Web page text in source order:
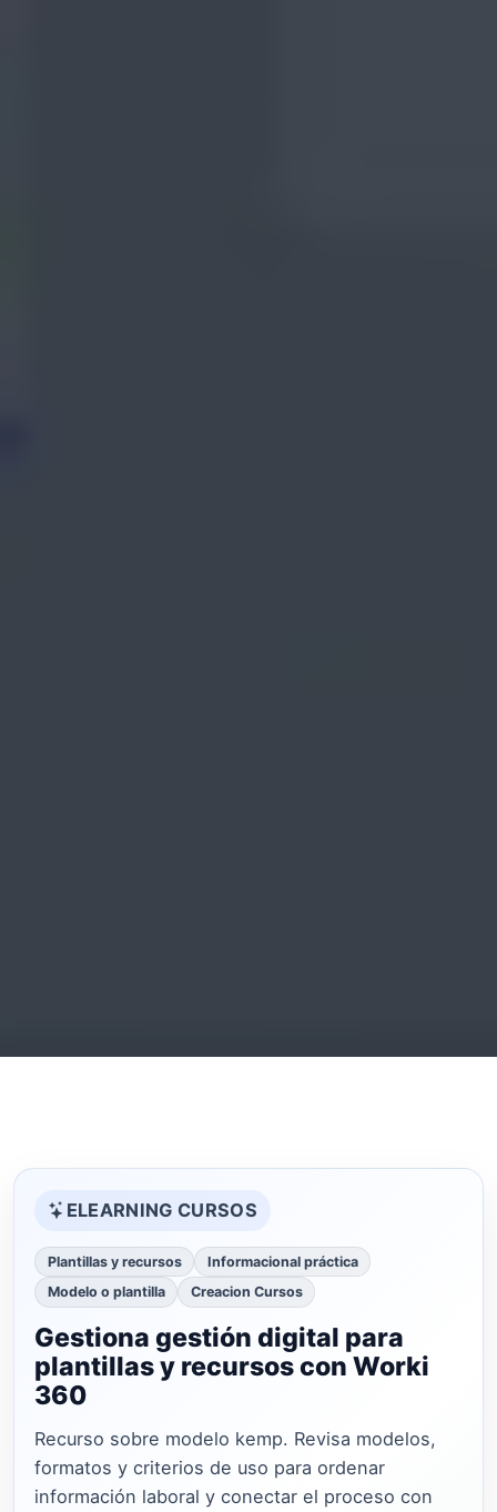
ELEARNING CURSOS
Plantillas y recursos
Informacional práctica
Modelo o plantilla
Creacion Cursos
Gestiona gestión digital para
plantillas y recursos con Worki
360
Recurso sobre modelo kemp. Revisa modelos,
formatos y criterios de uso para ordenar
información laboral y conectar el proceso con